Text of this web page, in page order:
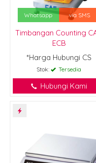
Whatsapp via SMS
Timbangan Counting
ECB
*Harga Hubungi CS
Stok: Tersedia
Hubungi Kami